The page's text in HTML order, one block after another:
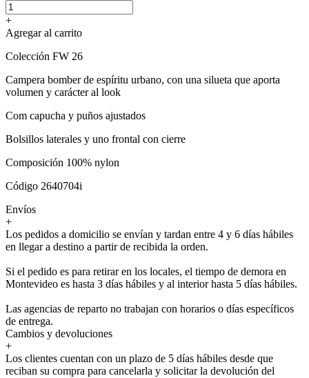
+
Agregar al carrito
Colección FW 26
Campera bomber de espíritu urbano, con una silueta que aporta
volumen y carácter al look
Com capucha y puños ajustados
Bolsillos laterales y uno frontal con cierre
Composición 100% nylon
Código 2640704i
Envíos
+
Los pedidos a domicilio se envían y tardan entre 4 y 6 días hábiles
en llegar a destino a partir de recibida la orden.
Si el pedido es para retirar en los locales, el tiempo de demora en
Montevideo es hasta 3 días hábiles y al interior hasta 5 días hábiles.
Las agencias de reparto no trabajan con horarios o días específicos
de entrega.
Cambios y devoluciones
+
Los clientes cuentan con un plazo de 5 días hábiles desde que
reciban su compra para cancelarla y solicitar la devolución del